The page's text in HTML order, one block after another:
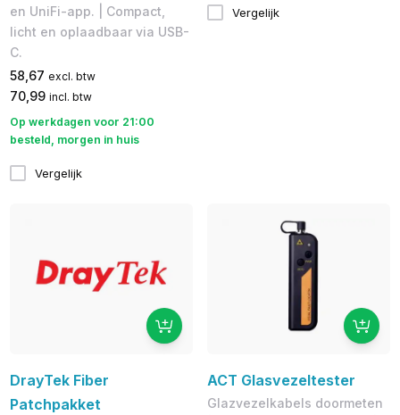
en UniFi-app. | Compact,
licht en oplaadbaar via USB-
C.
58,67 excl. btw
70,99 incl. btw
Op werkdagen voor 21:00
besteld, morgen in huis
Vergelijk
Vergelijk
DrayTek Fiber
Patchpakket
ACT Glasvezeltester
Glazvezelkabels doormeten